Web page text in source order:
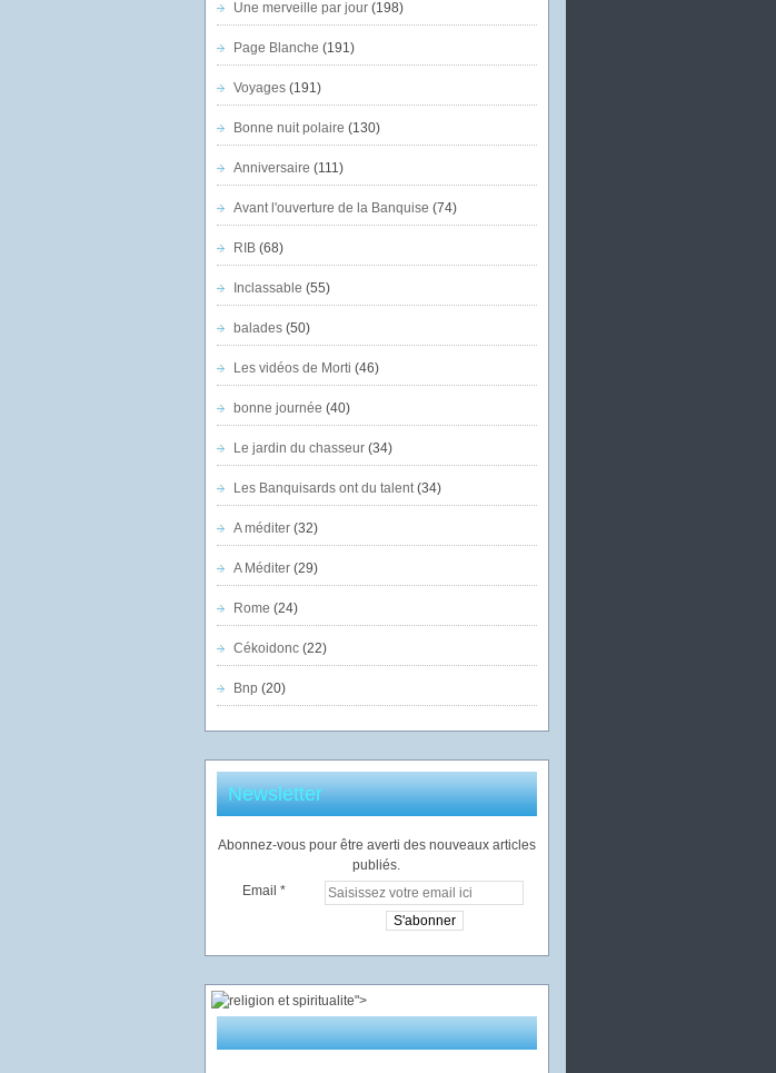
Une merveille par jour(198)
Page Blanche (191)
Voyages(191)
Bonne nuit polaire (130)
Anniversaire (111)
Avant l'ouverture de la Banquise (74)
RIB(68)
Inclassable (55)
balades(50)
Les vidéos de Morti (46)
bonne journée (40)
Le jardin du chasseur(34)
Les Banquisards ont du talent(34)
A méditer(32)
A Méditer(29)
Rome (24)
Cékoidonc(22)
Bnp (20)
Newsletter
Abonnez-vous pour être averti des nouveaux articles
publiés.
Email
">